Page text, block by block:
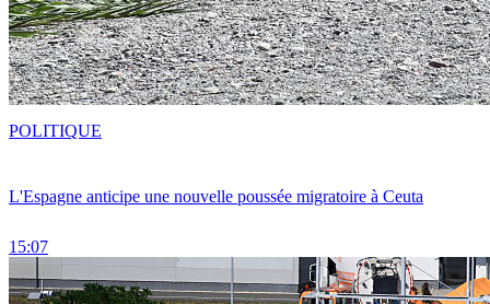
L'Espagne anticipe une nouvelle poussée migratoire à Ceuta
15:07
POLITIQUE